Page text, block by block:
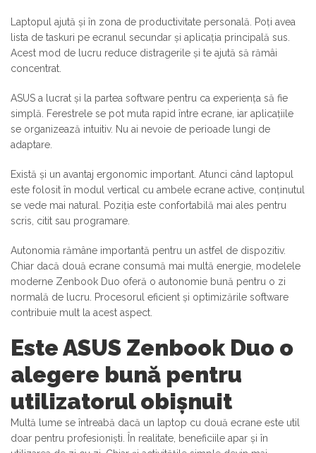
Laptopul ajută și în zona de productivitate personală. Poți avea
lista de taskuri pe ecranul secundar și aplicația principală sus.
Acest mod de lucru reduce distragerile și te ajută să rămâi
concentrat.
ASUS a lucrat și la partea software pentru ca experiența să fie
simplă. Ferestrele se pot muta rapid între ecrane, iar aplicațiile
se organizează intuitiv. Nu ai nevoie de perioade lungi de
adaptare.
Există și un avantaj ergonomic important. Atunci când laptopul
este folosit în modul vertical cu ambele ecrane active, conținutul
se vede mai natural. Poziția este confortabilă mai ales pentru
scris, citit sau programare.
Autonomia rămâne importantă pentru un astfel de dispozitiv.
Chiar dacă două ecrane consumă mai multă energie, modelele
moderne Zenbook Duo oferă o autonomie bună pentru o zi
normală de lucru. Procesorul eficient și optimizările software
contribuie mult la acest aspect.
Este ASUS Zenbook Duo o
alegere bună pentru
utilizatorul obișnuit
Multă lume se întreabă dacă un laptop cu două ecrane este util
doar pentru profesioniști. În realitate, beneficiile apar și în